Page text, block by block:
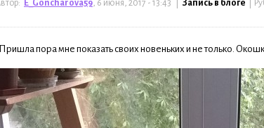
E_Goncharova59 , 6 июня, 2017 - 13:43 | Запись в блоге |
пора мне показать своих новеньких и не только.